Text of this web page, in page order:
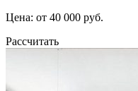
Цена: от 40 000 руб.
Рассчитать